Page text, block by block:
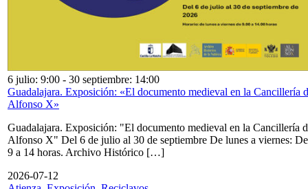
6 julio: 9:00 - 30 septiembre: 14:00
Guadalajara. Exposición: «El documento medieval en la Cancillería
Alfonso X»
Guadalajara. Exposición: "El documento medieval en la Cancillería
Alfonso X" Del 6 de julio al 30 de septiembre De lunes a viernes: De
9 a 14 horas. Archivo Histórico […]
2026-07-12